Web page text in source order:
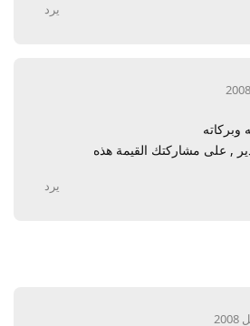
يرد
وبركاته
, على مشاركتك القيمة هذه
يرد